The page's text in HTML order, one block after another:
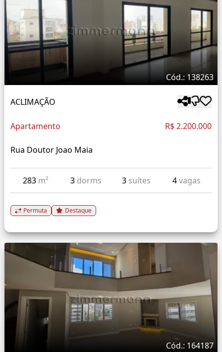
Cód.: 138263
ACLIMAÇÃO
Apartamento R$ 2.200.000
Rua Doutor Joao Maia
283 m² 3 dorms 3 suítes 4vagas
Permuta Destaque
Cód.: 164187